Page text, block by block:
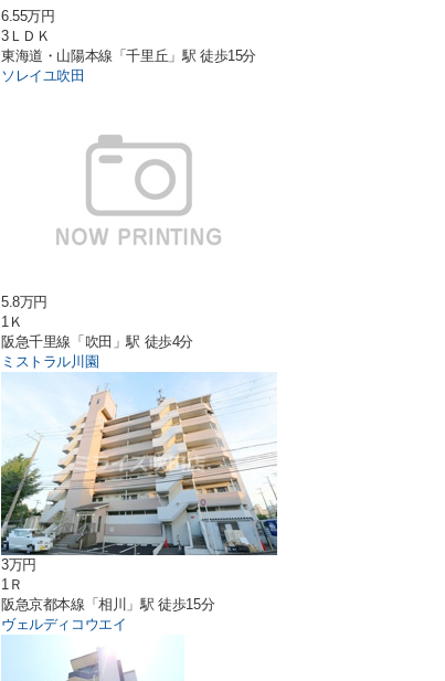
6.55万円
3ＬＤＫ
東海道・山陽本線「千里丘」駅 徒歩15分
ソレイユ吹田
5.8万円
1Ｋ
阪急千里線「吹田」駅 徒歩4分
ミストラル川園
3万円
1Ｒ
阪急京都本線「相川」駅 徒歩15分
ヴェルディコウエイ